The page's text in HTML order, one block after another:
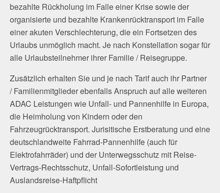
bezahlte Rückholung im Falle einer Krise sowie der
organisierte und bezahlte Krankenrücktransport im Falle
einer akuten Verschlechterung, die ein Fortsetzen des
Urlaubs unmöglich macht. Je nach Konstellation sogar für
alle Urlaubsteilnehmer ihrer Familie / Reisegruppe.
Zusätzlich erhalten Sie und je nach Tarif auch ihr Partner
/ Familienmitglieder ebenfalls Anspruch auf alle weiteren
ADAC Leistungen wie Unfall- und Pannenhilfe in Europa,
die Heimholung von Kindern oder den
Fahrzeugrücktransport. Jurisitische Erstberatung und eine
deutschlandweite Fahrrad-Pannenhilfe (auch für
Elektrofahrräder) und der Unterwegsschutz mit Reise-
Vertrags-Rechtsschutz, Unfall-Sofortleistung und
Auslandsreise-Haftpflicht